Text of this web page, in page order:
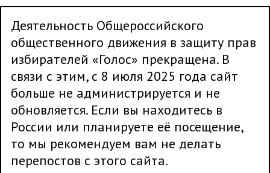
Деятельность Общероссийского
общественного движения в защиту прав
избирателей «Голос» прекращена. В
связи с этим, с 8 июля 2025 года сайт
больше не администрируется и не
обновляется. Если вы находитесь в
России или планируете её посещение,
то мы рекомендуем вам не делать
перепостов с этого сайта.